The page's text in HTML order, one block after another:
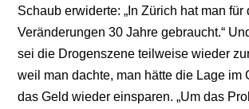
Schaub erwiderte: „In Zürich hat man für
Veränderungen 30 Jahre gebraucht.“
sei die Drogenszene teilweise wieder
weil man dachte, man hätte die Lage im
das Geld wieder einsparen. „Um das